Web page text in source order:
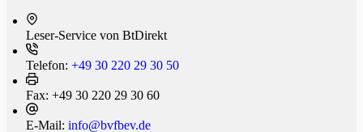
Leser-Service von BtDi­rekt
Telefon: +49 30 220 29 30 50
Fax: +49 30 220 29 30 60
E-Mail: info@bvfbev.de